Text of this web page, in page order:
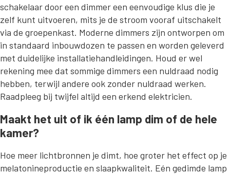
schakelaar door een dimmer een eenvoudige klus die je
zelf kunt uitvoeren, mits je de stroom vooraf uitschakelt
via de groepenkast. Moderne dimmers zijn ontworpen om
in standaard inbouwdozen te passen en worden geleverd
met duidelijke installatiehandleidingen. Houd er wel
rekening mee dat sommige dimmers een nuldraad nodig
hebben, terwijl andere ook zonder nuldraad werken.
Raadpleeg bij twijfel altijd een erkend elektricien.
Maakt het uit of ik één lamp dim of de hele
kamer?
Hoe meer lichtbronnen je dimt, hoe groter het effect op je
melatonineproductie en slaapkwaliteit. Eén gedimde lamp